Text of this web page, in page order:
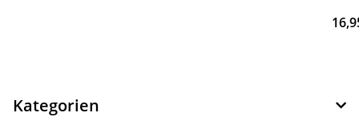
Kategorien